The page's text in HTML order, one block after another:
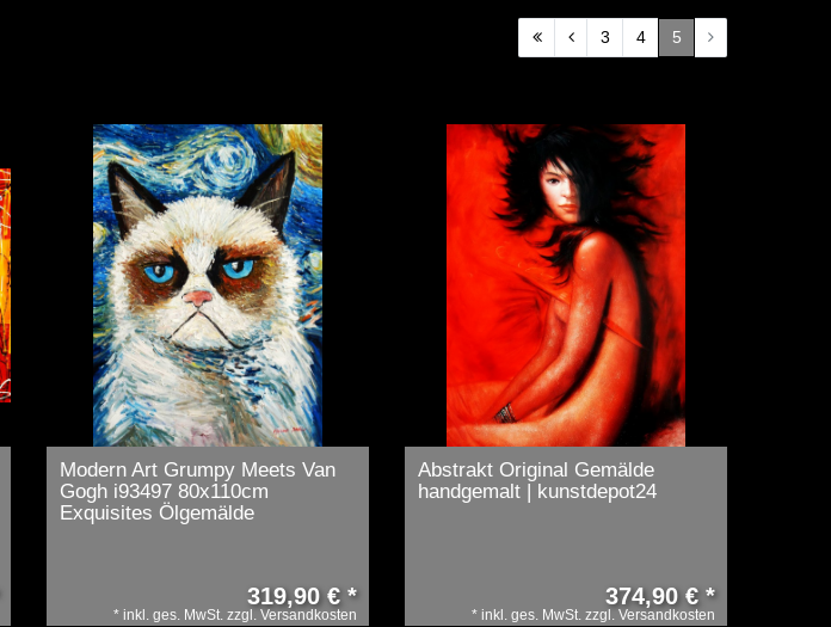
3 4 5
Modern Art Grumpy Meets Van
Gogh i93497 80x110cm
Exquisites Ölgemälde
319,90 € *
* inkl. ges. MwSt.zzgl. Versandkosten
Abstrakt Original Gemälde
handgemalt | kunstdepot24
374,90 € *
* inkl. ges. MwSt.zzgl. Versandkosten